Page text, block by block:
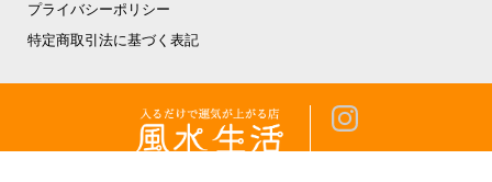
プライバシーポリシー
特定商取引法に基づく表記